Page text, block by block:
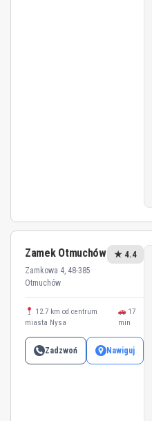
Zamek Otmuchów
Zamkowa 4, 48-385
Otmuchów
★ 4.4
12.7 km od centrum
miasta Nysa
17
min
Zadzwoń Nawiguj